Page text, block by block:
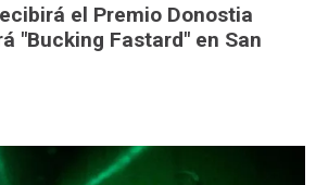
el Premio Donostia
"Bucking Fastard" en San